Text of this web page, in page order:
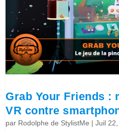
Grab Your Friends :
VR contre
par Rodolphe de StylistMe |Juil